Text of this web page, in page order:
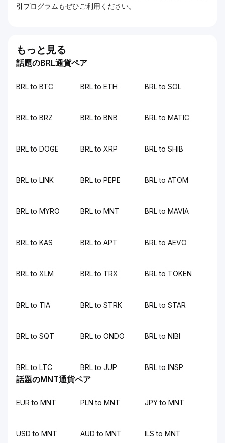
引プログラムもぜひご利用ください。
もっと見る
話題のBRL通貨ペア
BRL to BTC BRL to ETH BRL to SOL
BRL to BRZ BRL to BNB BRL to MATIC
BRL to DOGE BRL to XRP BRL to SHIB
BRL to LINK BRL to PEPE BRL to ATOM
BRL to MYRO BRL to MNT BRL to MAVIA
BRL to KAS BRL to APT BRL to AEVO
BRL to XLM BRL to TRX BRL to TOKEN
BRL to TIA BRL to STRK BRL to STAR
BRL to SQT BRL to ONDO BRL to NIBI
BRL to LTC BRL to JUP BRL to INSP
話題のMNT通貨ペア
EUR to MNT PLN to MNT JPY to MNT
USD to MNT AUD to MNT ILS to MNT